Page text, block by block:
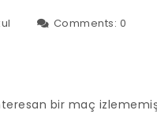
Comments: 0
bir maç